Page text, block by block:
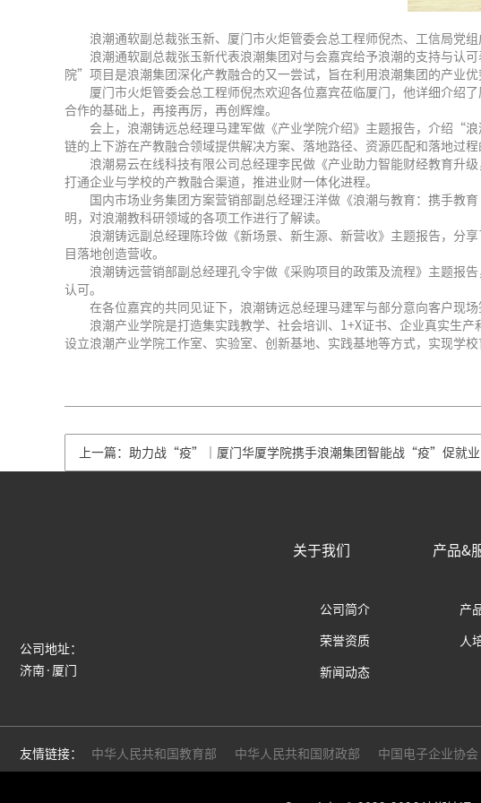
浪潮通软副总裁张玉新、厦门市火炬管委会总工程师倪杰、工信局党
浪潮通软副总裁张玉新代表浪潮集团对与会嘉宾给予浪潮的支持与认
院”项目是浪潮集团深化产教融合的又一尝试，旨在利用浪潮集团的产业
厦门市火炬管委会总工程师倪杰欢迎各位嘉宾莅临厦门，他详细介绍
合作的基础上，再接再厉，再创辉煌。
会上，浪潮铸远总经理马建军做《产业学院介绍》主题报告，介绍“
链的上下游在产教融合领域提供解决方案、落地路径、资源匹配和落地过
浪潮易云在线科技有限公司总经理李民做《产业助力智能财经教育升
打通企业与学校的产教融合渠道，推进业财一体化进程。
国内市场业务集团方案营销部副总经理汪洋做《浪潮与教育：携手
明，对浪潮教科研领域的各项工作进行了解读。
浪潮铸远副总经理陈玲做《新场景、新生源、新营收》主题报告，
目落地创造营收。
浪潮铸远营销部副总经理孔令宇做《采购项目的政策及流程》主题报
认可。
在各位嘉宾的共同见证下，浪潮铸远总经理马建军与部分意向客户现
浪潮产业学院是打造集实践教学、社会培训、1+X证书、企业真实生
设立浪潮产业学院工作室、实验室、创新基地、实践基地等方式，实现学
上一篇：助力战“疫”｜厦门华厦学院携手浪潮集团智能战“疫”促就业
公司地址：
济南·厦门
关于我们
公司简介
荣誉资质
新闻动态
产品&
产
人
友情链接： 中华人民共和国教育部 中华人民共和国财政部 中国电子企业协会